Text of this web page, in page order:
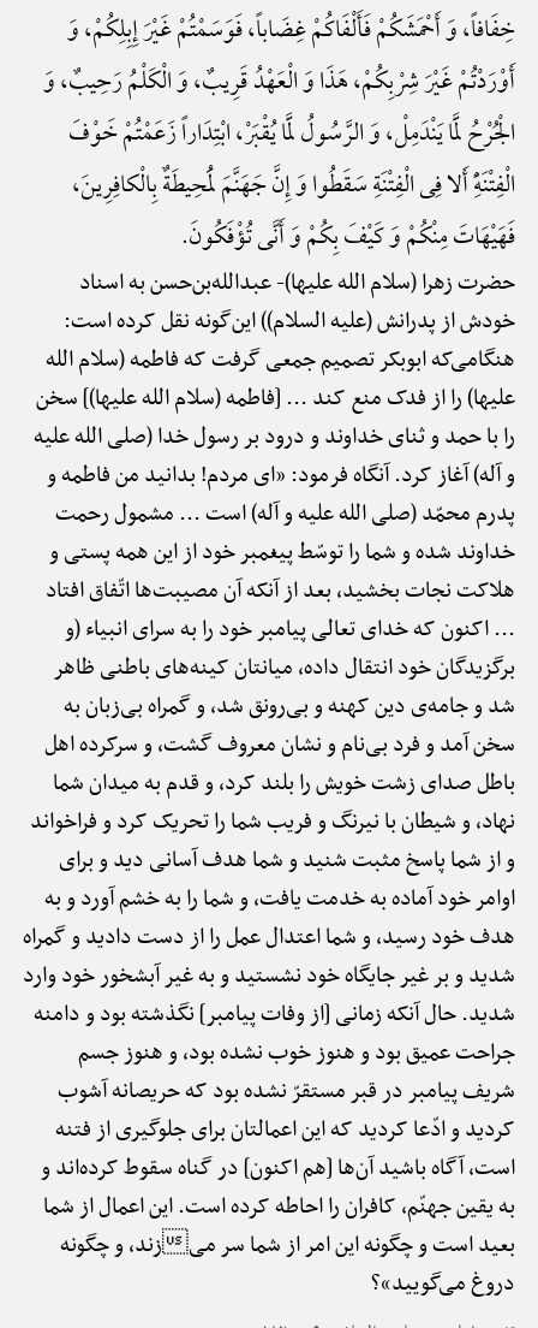
خِفَافاً، وَ أَحْمَشَکُمْ فَأَلْفَاکُمْ غِضَاباً، فَوَسَمْتُمْ غَیْرَ إِبِلِکُمْ، وَ
أَوْرَدْتُمْ غَیْرَ شِرْبِکُمْ، هَذَا وَ الْعَهْدُ قَرِیبٌ، وَ الْکَلْمُ رَحِیبٌ، وَ
الْجُرْحُ لَمَّا یَنْدَمِلْ، وَ الرَّسُولُ لَمَّا یُقْبَرْ، ابْتِدَاراً زَعَمْتُمْ خَوْفَ
الْفِتْنَهًِْ أَلا فِی الْفِتْنَةِ سَقَطُوا وَ إِنَّ جَهَنَّمَ لَمُحِیطَةٌ بِالْکافِرِینَ،
فَهَیْهَاتَ مِنْکُمْ وَ کَیْفَ بِکُمْ وَ أَنَّی تُؤْفَکُونَ.
حضرت زهرا (سلام الله علیها)-عبدالله‌بن‌حسن به اسناد
خودش از پدرانش (علیه السلام)) این‌گونه نقل کرده است:
هنگامی‌که ابوبکر تصمیم جمعی گرفت که فاطمه (سلام الله
علیها) را از فدک منع کند ... [فاطمه (سلام الله علیها)] سخن
را با حمد و ثنای خداوند و درود بر رسول خدا (صلی الله علیه
و آله) آغاز کرد. آنگاه فرمود: «ای مردم! بدانید من فاطمه و
پدرم محمّد (صلی الله علیه و آله) است ... مشمول رحمت
خداوند شده و شما را توسّط پیغمبر خود از این همه پستی و
هلاکت نجات بخشید، بعد از آنکه آن مصیبت‌ها اتّفاق افتاد
... اکنون که خدای تعالی پیامبر خود را به سرای انبیاء (و
برگزیدگان خود انتقال داده، میانتان کینه‌های باطنی ظاهر
شد و جامه‌ی دین کهنه و بی‌رونق شد، و گمراه بی‌زبان به
سخن آمد و فرد بی‌نام و نشان معروف گشت، و سرکرده اهل
باطل صدای زشت خویش را بلند کرد، و قدم به میدان شما
نهاد، و شیطان با نیرنگ و فریب شما را تحریک کرد و فراخواند
و از شما پاسخ مثبت شنید و شما هدف آسانی دید و برای
اوامر خود آماده به خدمت یافت، و شما را به خشم آورد و به
هدف خود رسید، و شما اعتدال عمل را از دست دادید و گمراه
شدید و بر غیر جایگاه خود نشستید و به غیر آبشخور خود وارد
شدید. حال آنکه زمانی [از وفات پیامبر] نگذشته بود و دامنه
جراحت عمیق بود و هنوز خوب نشده بود، و هنوز جسم
شریف پیامبر در قبر مستقرّ نشده بود که حریصانه آشوب
کردید و ادّعا کردید که این اعمالتان برای جلوگیری از فتنه
است، آگاه باشید آن‌ها [هم اکنون] در گناه سقوط کرده‌اند و
به یقین جهنّم، کافران را احاطه کرده است. این اعمال از شما
بعید است و چگونه این امر از شما سر میزند، و چگونه
دروغ می‌گویید»؟